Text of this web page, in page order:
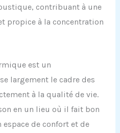
contribuant à une
propice à la concentration
est un
largement le cadre des
à la qualité de vie.
en un lieu où il fait bon
de confort et de